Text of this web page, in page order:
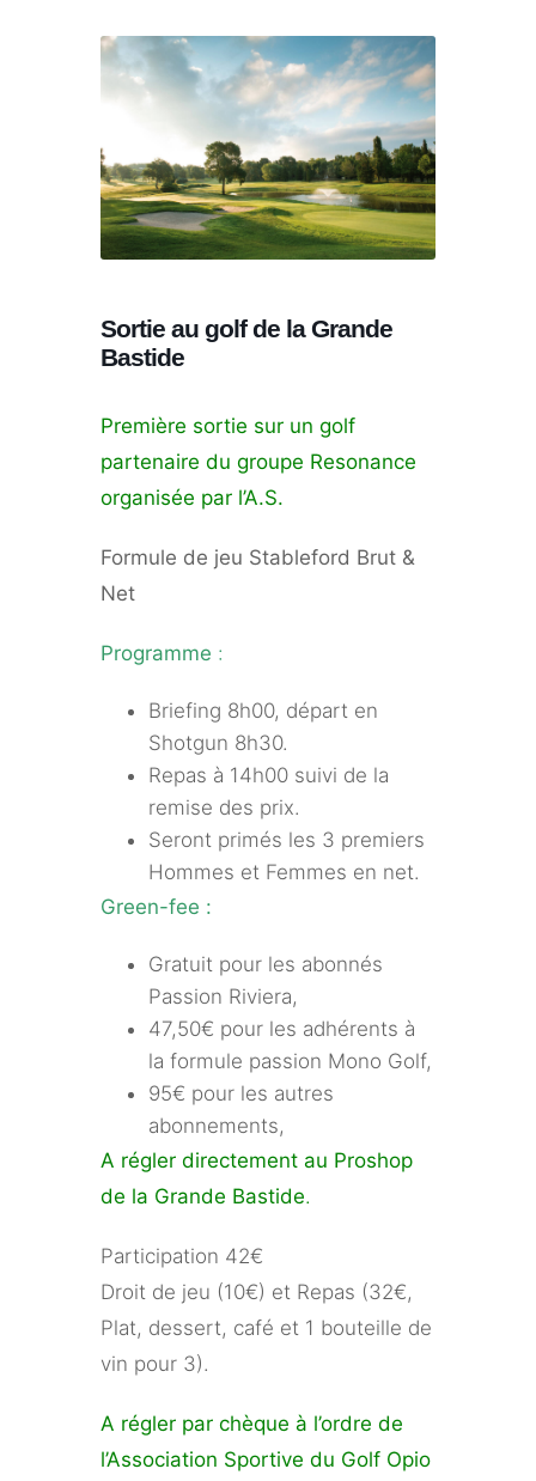
Sortie au golf de la Grande
Bastide
Première sortie sur un golf
partenaire du groupe Resonance
organisée par l’A.S.
Formule de jeu Stableford Brut &
Net
Programme :
Briefing 8h00, départ en
Shotgun 8h30.
Repas à 14h00 suivi de la
remise des prix.
Seront primés les 3 premiers
Hommes et Femmes en net.
Green-fee :
Gratuit pour les abonnés
Passion Riviera,
47,50€ pour les adhérents à
la formule passion Mono Golf,
95€ pour les autres
abonnements,
A régler directement au Proshop
de la Grande Bastide.
Participation 42€
Droit de jeu (10€) et Repas (32€,
Plat, dessert, café et 1 bouteille de
vin pour 3).
A régler par chèque à l’ordre de
l’Association Sportive du Golf Opio